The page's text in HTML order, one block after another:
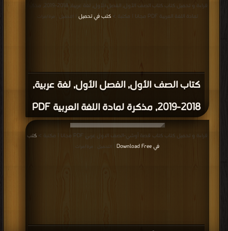
كتاب الصف الأول, الفصل الأول, لغة عربية,
2018-2019, مذكرة لمادة اللغة العربية PDF
قراءة و تحميل كتاب كتاب الصف الأول, الفصل الأول, لغة عربية, 2018-2019, مذكرة
لمادة اللغة العربية PDF مجانا | مكتبة >
كتب في تحميل | التحميل : مرة/مرات
قراءة و تحميل كتاب كتاب قصة أوشي-الصف الاول عربي PDF مجانا | مكتبة >
كتب
في Download Free
| التحميل : مرة/مرات